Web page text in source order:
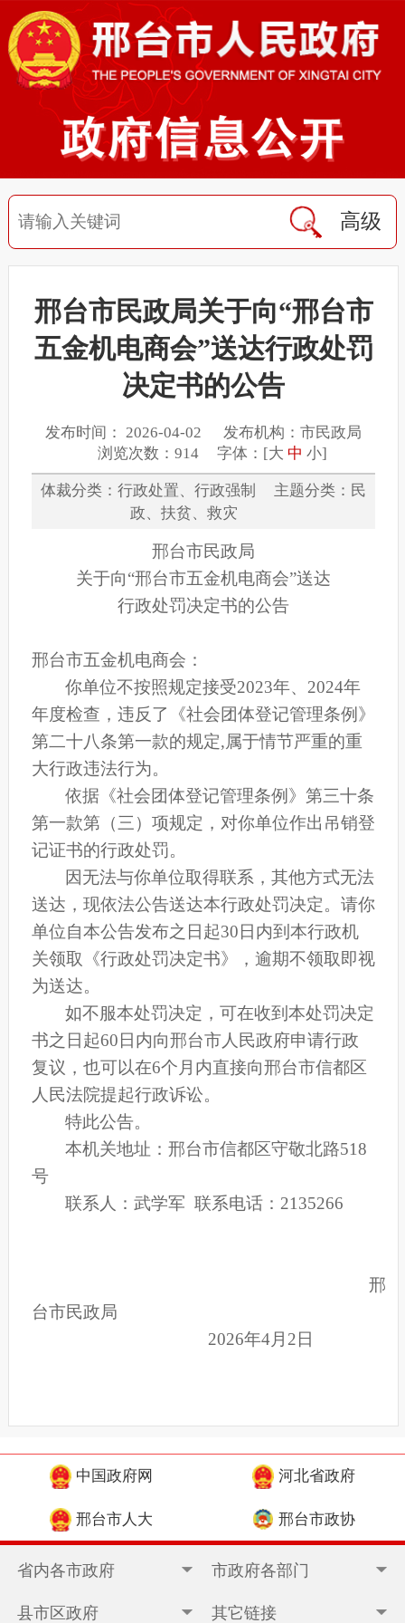
高级
邢台市民政局关于向“邢台市
五金机电商会”送达行政处罚
决定书的公告
发布时间： 2026-04-02 发布机构：市民政局
浏览次数：914 字体：[大 中 小]
体裁分类：行政处置、行政强制 主题分类：民
政、扶贫、救灾
邢台市民政局
关于向“邢台市五金机电商会”送达
行政处罚决定书的公告
邢台市五金机电商会 ：
你单位不按照规定接受2023年、 2024年
年度检查，违反了《社会团体登记管理条例》
第二十八条第一款的规定,属于情节严重的重
大行政违法行为。
依据《社会团体登记管理条例》第三十条
第一款第（三）项规定，对你单位作出 吊销登
记证书的行政处罚。
因无法与你单位取得联系，其他方式无法
送达，现依法公告送达本行政处罚决定。请你
单位自本公告发布之日起30日内到本行政机
关领取《行政处罚决定书》，逾期不领取即视
为送达。
如不服本处罚决定 ，可在收到本处罚决定
书之日起60日内向邢台市人民政府申请行政
复议，也可以在6个月内直接向邢台市信都区
人民法院提起行政诉讼。
特此公告。
本机关地址：邢台市信都区守敬北路518
号
联系人：武学军 联系电话： 2135266
邢
台市民政局
2026年4月2日
中国政府网 河北省政府
邢台市人大 邢台市政协
省内各市政府 市政府各部门
县市区政府 其它链接